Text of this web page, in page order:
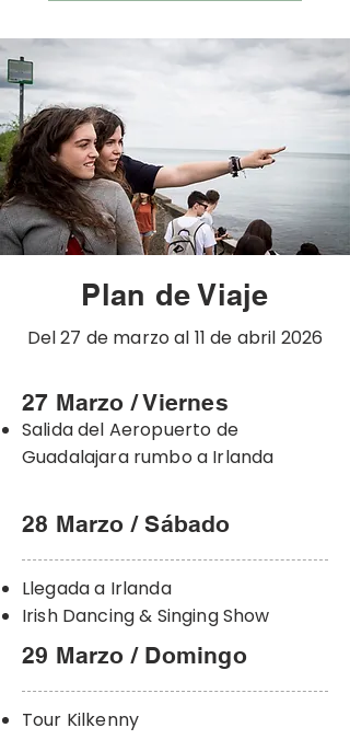
Plan de Viaje
Del 27 de marzo al 11 de abril 2026
27 Marzo / Viernes
Salida del Aeropuerto de
Guadalajara rumbo a Irlanda
28 Marzo / Sábado
Llegada a Irlanda
Irish Dancing & Singing Show
29 Marzo / Domingo
Tour Kilkenny